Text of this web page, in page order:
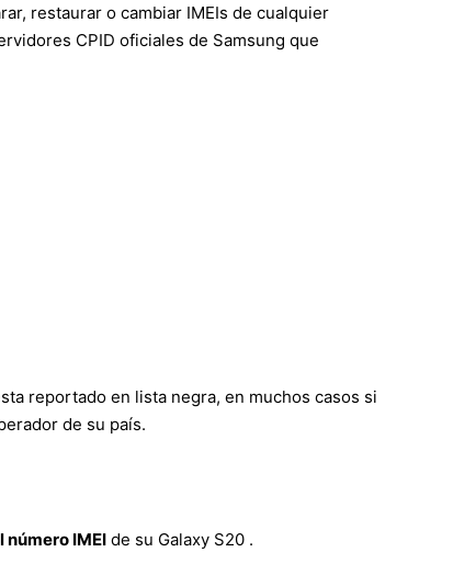
restaurar o cambiar IMEIs de cualquier
CPID oficiales de Samsung que
reportado en lista negra, en muchos casos si
de su país.
número IMEI de su Galaxy S20 .